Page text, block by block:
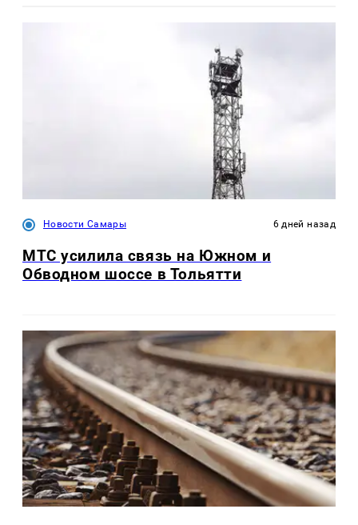
Новости Самары 6 дней назад
МТС усилила связь на Южном и
Обводном шоссе в Тольятти